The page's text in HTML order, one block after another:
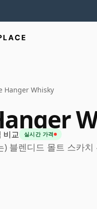
Hanger Whisky
비교 실시간 가격
블렌디드 몰트 스카치